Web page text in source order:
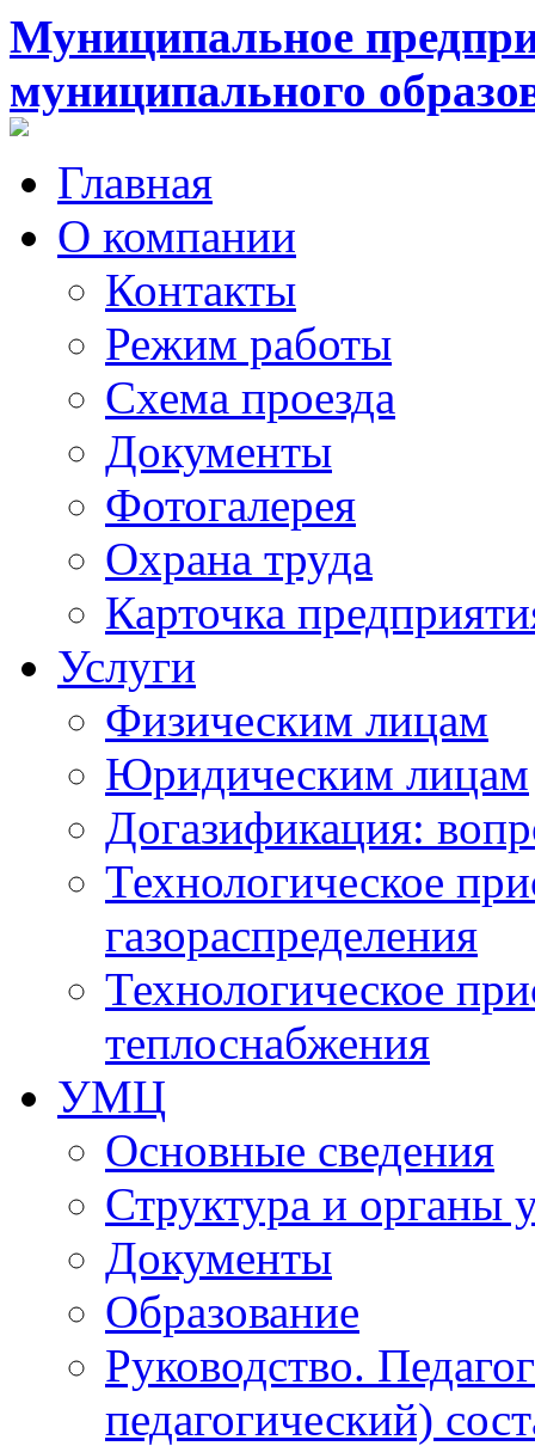
Муниципальное
муниципального
Главная
О компании
Контакты
Режим работы
Схема проезда
Документы
Фотогалерея
Охрана труда
Карточка
Услуги
Физическим лицам
Юридическим лицам
Догазификация:
Технологическое
газораспределения
Технологическое
теплоснабжения
УМЦ
Основные сведения
Структура и органы
Документы
Образование
Руководство.
педагогический)